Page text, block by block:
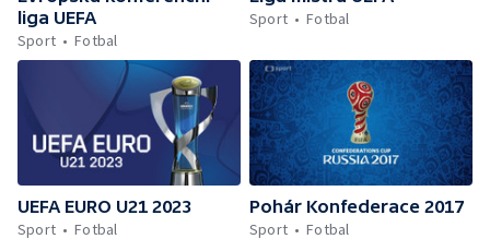
liga UEFA
Sport
Fotbal
Sport
Fotbal
UEFA EURO U21 2023
Sport
Fotbal
Pohár Konfederace 2017
Sport
Fotbal